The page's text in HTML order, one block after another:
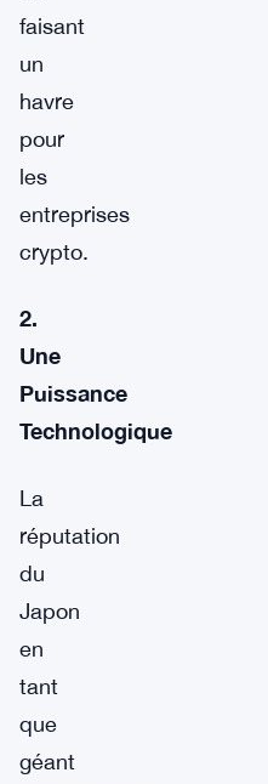
faisant
un
havre
pour
les
entreprises
crypto.
2.
Une
Puissance
Technologique
La
réputation
du
Japon
en
tant
que
géant